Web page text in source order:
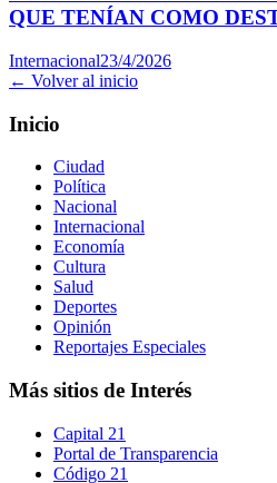
QUE TENÍAN COMO
Internacional23/4/2026
← Volver al inicio
Inicio
Ciudad
Política
Nacional
Internacional
Economía
Cultura
Salud
Deportes
Opinión
Reportajes Especiales
Más sitios de Interés
Capital 21
Portal de Transparencia
Código 21